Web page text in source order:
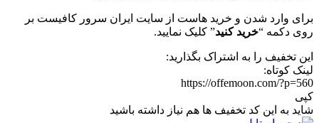
برای وارد شدن و خرید هاست از سایت ایران سرور کافیست بر
روی دکمه “خرید کنید” کلیک نمایید.
این تخفیف را به اشتراک بگذارید:
لینک کوتاه:
https://offemoon.com/?p=560
کپی
شاید به این کد تخفیف ها هم نیاز داشته باشید